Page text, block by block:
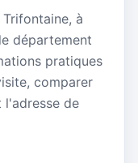
à
département
pratiques
comparer
l'adresse de